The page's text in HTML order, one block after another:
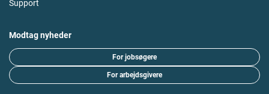
Support
Modtag nyheder
For jobsøgere
For arbejdsgivere